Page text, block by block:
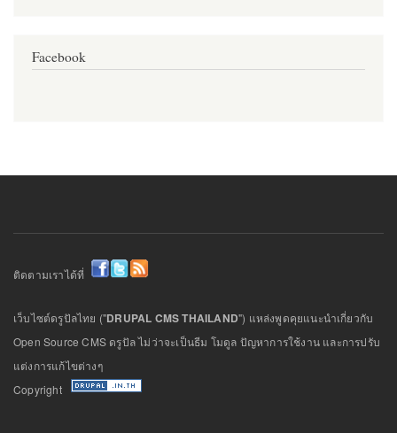
Facebook
ติดตามเราได้ที่
เว็บไซต์ดรูปัลไทย ("DRUPAL CMS THAILAND") แหล่งพูดคุยแนะนำเกี่ยวกับ
Open Source CMS ดรูปัล ไม่ว่าจะเป็นธีม โมดูล ปัญหาการใช้งาน และการปรับ
แต่งการแก้ไขต่างๆ
Copyright